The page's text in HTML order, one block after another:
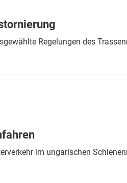
Regelungen des
im ungarischen